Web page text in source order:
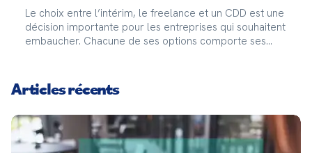
Le choix entre l’intérim, le freelance et un CDD est une
décision importante pour les entreprises qui souhaitent
embaucher. Chacune de ses options comporte ses
Articles récents